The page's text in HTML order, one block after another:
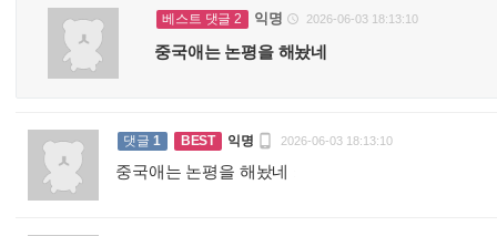
베스트 댓글 2 익명  2026-06-03 18:13:10
중국애는 논평을 해놨네
댓글 1 BEST 익명  2026-06-03 18:13:10
중국애는 논평을 해놨네